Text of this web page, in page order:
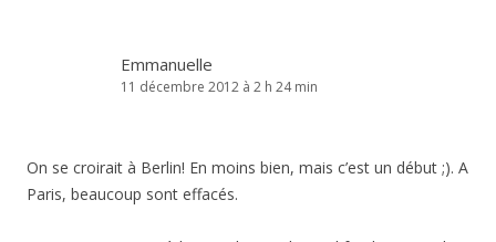
Emmanuelle
11 décembre 2012 à 2 h 24 min
On se croirait à Berlin! En moins bien, mais c’est un début ;). A
Paris, beaucoup sont effacés.